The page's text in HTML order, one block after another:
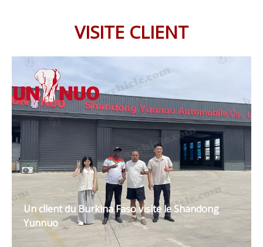
VISITE CLIENT
Un client du Burkina Faso visite le Shandong
Yunnuo